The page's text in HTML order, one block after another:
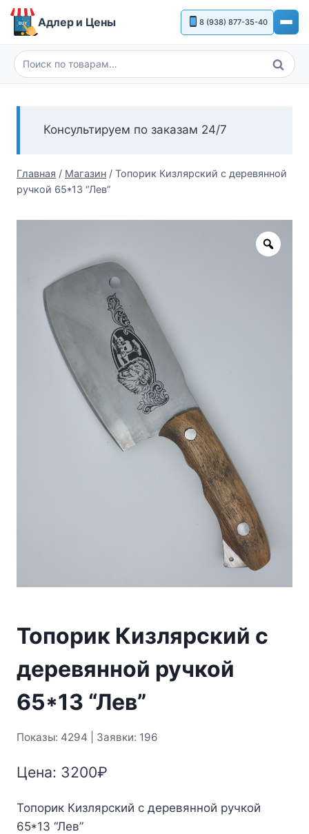
Перейти
Адлер и Цены 8 (938) 877-35-40
Искать:
Поиск
Консультируем по заказам 24/7
Главная / Магазин / Топорик Кизлярский с деревянной
ручкой 65*13 “Лев”
Zoom
Топорик Кизлярский с
деревянной ручкой
65*13 “Лев”
Показы: 4294 | Заявки: 196
Цена: 3200₽
Топорик Кизлярский с деревянной ручкой
65*13 “Лев”